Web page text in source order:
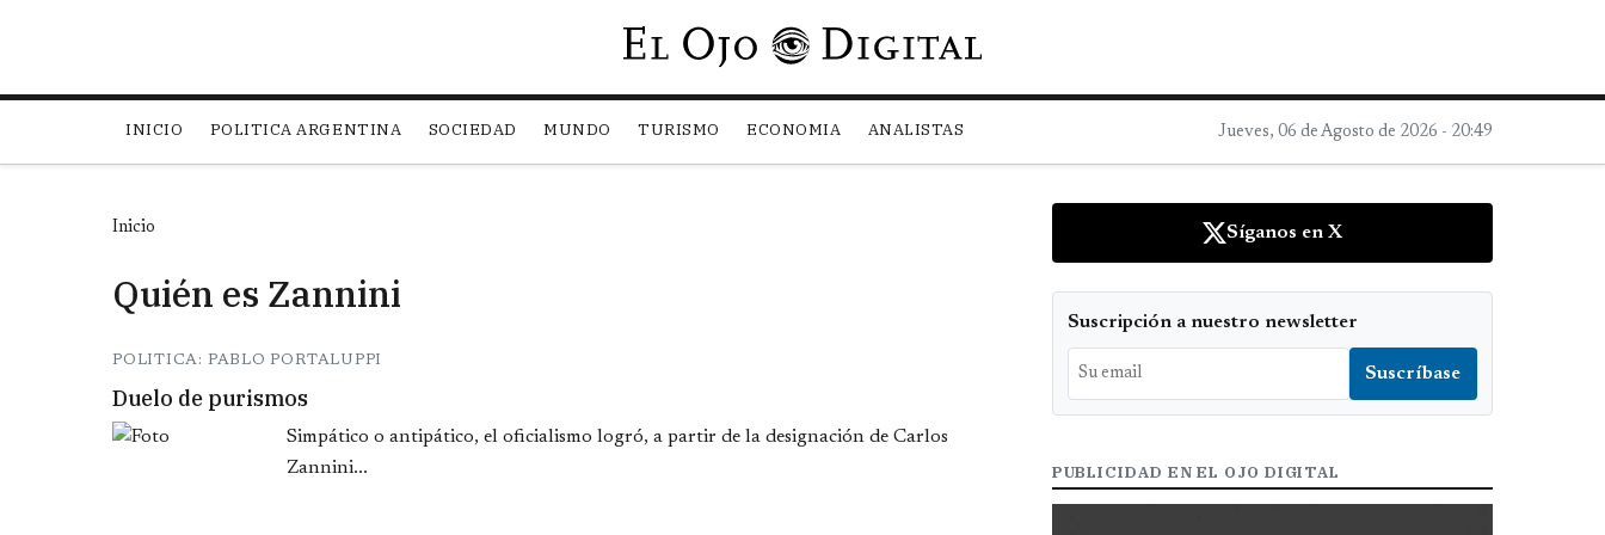
Pasar al contenido principal
INICIO POLITICA ARGENTINA SOCIEDAD MUNDO TURISMO ECONOMIA ANALISTAS Jueves, 06 de Agosto de 2026 - 20:49
Inicio
Quién es Zannini
POLITICA: PABLO PORTALUPPI
Duelo de purismos
Simpático o antipático, el oficialismo logró, a partir de la designación de Carlos
Zannini...
Síganos en X
Suscripción a nuestro newsletter
PUBLICIDAD EN EL OJO DIGITAL